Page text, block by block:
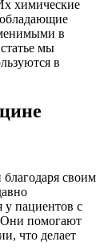
химические
обладающие
в
мы
в
своим
у пациентов с
помогают
что делает